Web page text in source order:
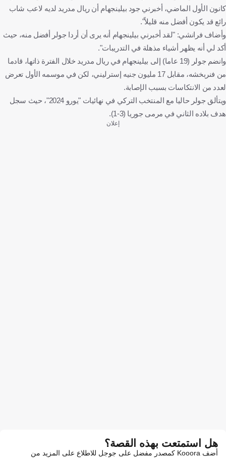
كانون الأول الماضي، أخبرني جود بيلينجهام أن ريال مدريد لديه لاعب شاب
رائع قد يكون أفضل منه قليلاً".
وأضاف فرانشي: "لقد أخبرني بيلينجهام أنه يرى أن أردا جولر أفضل منه، حيث
أكد لي أنه يظهر أشياء مذهلة في التدريبات".
وانضم جولر (19 عاما) إلى بيلينجهام في ريال مدريد خلال الفترة ذاتها، قادما
من فنربخشه، مقابل 17 مليون جنيه إسترليني، لكن في موسمه الأول تعرض
لعدد من الانتكاسات بسبب الإصابة.
ويتألق جولر حاليا مع المنتخب التركي في نهائيات "يورو 2024"، حيث سجل
هدف بلاده الثاني في مرمى جوريا (3-1).
إعلان
هل استمتعت بهذه القصة؟
أضف Kooora كمصدر مفضل على جوجل للاطلاع على المزيد من